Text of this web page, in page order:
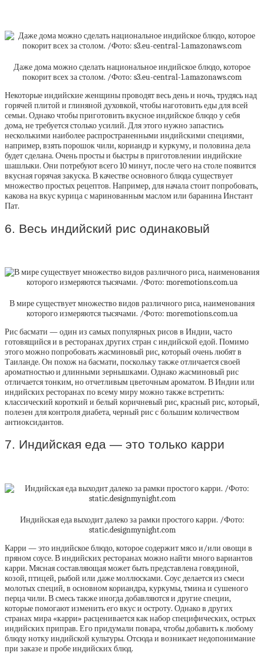
Даже дома можно сделать национальное индийское блюдо, которое
покорит всех за столом. /Фото: s3.eu-central-1.amazonaws.com
Некоторые индийские женщины проводят весь день и ночь, трудясь над
горячей плитой и глиняной духовкой, чтобы наготовить еды для всей
семьи. Однако чтобы приготовить вкусное индийское блюдо у себя
дома, не требуется столько усилий. Для этого нужно запастись
несколькими наиболее распространенными индийскими специями,
например, взять порошок чили, кориандр и куркуму, и половина дела
будет сделана. Очень просты и быстры в приготовлении индийские
шашлыки. Они потребуют всего 10 минут, после чего на столе появится
вкусная горячая закуска. В качестве основного блюда существует
множество простых рецептов. Например, для начала стоит попробовать,
какова на вкус курица с маринованным маслом или баранина Инстант
Пат.
6. Весь индийский рис одинаковый
В мире существует множество видов различного риса, наименования
которого измеряются тысячами. /Фото: moremotions.com.ua
Рис басмати — один из самых популярных рисов в Индии, часто
готовящийся и в ресторанах других стран с индийской едой. Помимо
этого можно попробовать жасминовый рис, который очень любят в
Таиланде. Он похож на басмати, поскольку также отличается своей
ароматностью и длинными зернышками. Однако жасминовый рис
отличается тонким, но отчетливым цветочным ароматом. В Индии или
индийских ресторанах по всему миру можно также встретить:
классический короткий и белый коричневый рис, красный рис, который,
полезен для контроля диабета, черный рис с большим количеством
антиоксидантов.
7. Индийская еда — это только карри
Индийская еда выходит далеко за рамки простого карри. /Фото:
static.designmynight.com
Карри — это индийское блюдо, которое содержит мясо и/или овощи в
пряном соусе. В индийских ресторанах можно найти много вариантов
карри. Мясная составляющая может быть представлена говядиной,
козой, птицей, рыбой или даже моллюсками. Соус делается из смеси
молотых специй, в основном кориандра, куркумы, тмина и сушеного
перца чили. В смесь также иногда добавляются и другие специи,
которые помогают изменить его вкус и остроту. Однако в других
странах мира «карри» расценивается как набор специфических, острых
индийских приправ. Его придумали повара, чтобы добавить к любому
блюду нотку индийской культуры. Отсюда и возникает недопонимание
при заказе и пробе индийских блюд.